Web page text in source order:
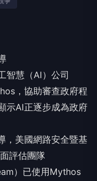
智慧（AI）公司
，協助審查政府程
示AI正逐步成為政府
，美國網路安全暨基
評估團隊
）已使用Mythos